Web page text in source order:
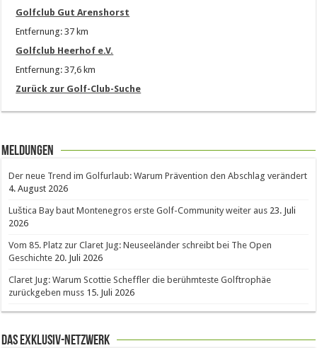
Golfclub Gut Arenshorst
Entfernung: 37 km
Golfclub Heerhof e.V.
Entfernung: 37,6 km
Zurück zur Golf-Club-Suche
Meldungen
Der neue Trend im Golfurlaub: Warum Prävention den Abschlag verändert
4. August 2026
Luštica Bay baut Montenegros erste Golf-Community weiter aus 23. Juli
2026
Vom 85. Platz zur Claret Jug: Neuseeländer schreibt bei The Open
Geschichte 20. Juli 2026
Claret Jug: Warum Scottie Scheffler die berühmteste Golftrophäe
zurückgeben muss 15. Juli 2026
Das Exklusiv-Netzwerk